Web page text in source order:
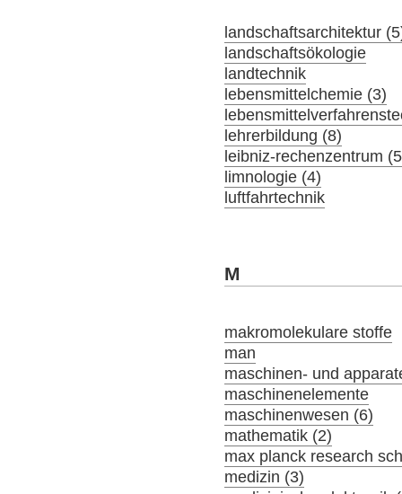
landschaftsarchitektur
landschaftsökologie
landtechnik
lebensmittelchemie (3)
lehrerbildung (8)
leibniz-rechenzentrum
limnologie (4)
luftfahrtechnik
M
makromolekulare stoffe
man
maschinen- und
maschinenelemente
maschinenwesen (6)
mathematik (2)
max planck research
medizin (3)